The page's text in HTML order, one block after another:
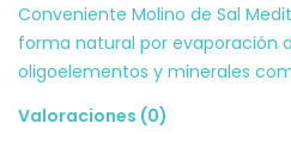
Conveniente Molino de Sal
forma natural por evaporación
oligoelementos y minerales
Valoraciones (0)